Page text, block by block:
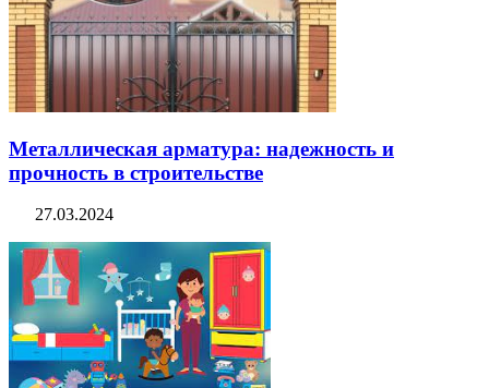
Металлическая арматура: надежность и
прочность в строительстве
27.03.2024